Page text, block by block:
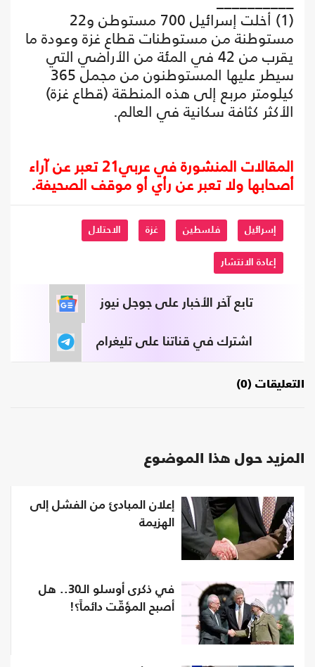
(1) أخلت إسرائيل 700 مستوطن و22
مستوطنة من مستوطنات قطاع غزة وعودة ما
يقرب من 42 في المئة من الأراضي التي
سيطر عليها المستوطنون من مجمل 365
كيلومتر مربع إلى هذه المنطقة (قطاع غزة)
الأكثر كثافة سكانية في العالم.
المقالات المنشورة في عربي21 تعبر عن آراء
أصحابها ولا تعبر عن رأي أو موقف الصحيفة.
إسرائيل فلسطين غزة الاحتلال
إعادة الانتشار
تابع آخر الأخبار على جوجل نيوز
اشترك في قناتنا على تليغرام
التعليقات (0)
المزيد حول هذا الموضوع
إعلان المبادئ من الفشل إلى
الهزيمة
في ذكرى أوسلو الـ30.. هل
أصبح المؤقّت دائماً؟!